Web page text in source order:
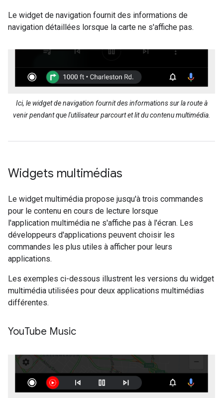
Le widget de navigation fournit des informations de
navigation détaillées lorsque la carte ne s'affiche pas.
Ici, le widget de navigation fournit des informations sur la route à
venir pendant que l'utilisateur parcourt et lit du contenu multimédia.
Widgets multimédias
Le widget multimédia propose jusqu'à trois commandes
pour le contenu en cours de lecture lorsque
l'application multimédia ne s'affiche pas à l'écran. Les
développeurs d'applications peuvent choisir les
commandes les plus utiles à afficher pour leurs
applications.
Les exemples ci-dessous illustrent les versions du widget
multimédia utilisées pour deux applications multimédias
différentes.
YouTube Music